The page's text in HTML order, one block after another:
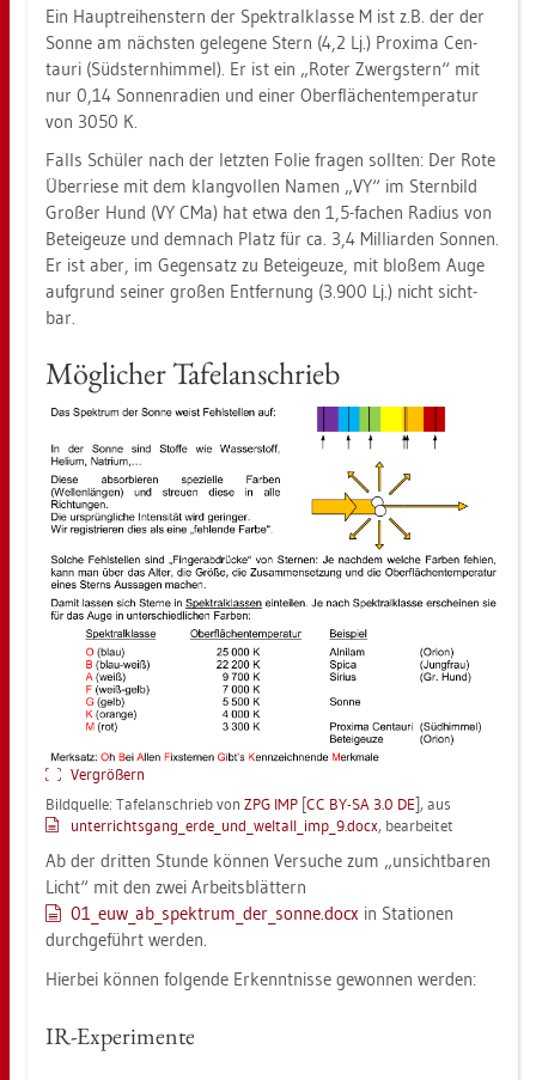
Ein Haupt­rei­hens­tern der Spek­tral­klas­se M ist z.B. der der
Sonne am nächs­ten ge­le­ge­ne Stern (4,2 Lj.) Pro­xi­ma Cen­
tau­ri (Süd­stern­him­mel). Er ist ein „Roter Zwerg­stern“ mit
nur 0,14 Son­nen­ra­di­en und einer Ober­flä­chen­tem­pe­ra­tur
von 3050 K.
Falls Schü­ler nach der letz­ten Folie fra­gen soll­ten: Der Rote
Über­rie­se mit dem klang­vol­len Namen „VY“ im Stern­bild
Gro­ßer Hund (VY CMa) hat etwa den 1,5-fa­chen Ra­di­us von
Be­tei­geu­ze und dem­nach Platz für ca. 3,4 Mil­li­ar­den Son­nen.
Er ist aber, im Ge­gen­satz zu Be­tei­geu­ze, mit blo­ßem Auge
auf­grund sei­ner gro­ßen Ent­fer­nung (3.900 Lj.) nicht sicht­
bar.
Mög­li­cher Ta­fel­an­schrieb
Ver­grö­ßern
Bild­quel­le: Ta­fel­an­schrieb von ZPG IMP [CC BY-SA 3.0 DE], aus
un­ter­richts­gan­g_er­de_un­d_welt­al­l_im­p_9.docx, be­ar­bei­tet
Ab der drit­ten Stun­de kön­nen Ver­su­che zum „un­sicht­ba­ren
Licht“ mit den zwei Ar­beits­blät­tern
01_eu­w_a­b_­spek­trum_­der_­son­ne.docx in Sta­tio­nen
durch­ge­führt wer­den.
Hier­bei kön­nen fol­gen­de Er­kennt­nis­se ge­won­nen wer­den:
IR-Ex­pe­ri­men­te